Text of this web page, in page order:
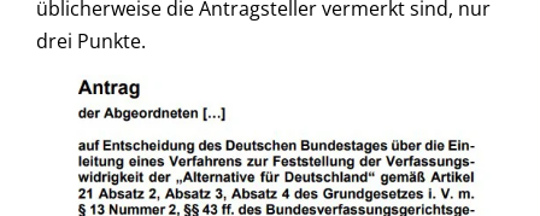
üblicherweise die Antragsteller vermerkt sind, nur
drei Punkte.